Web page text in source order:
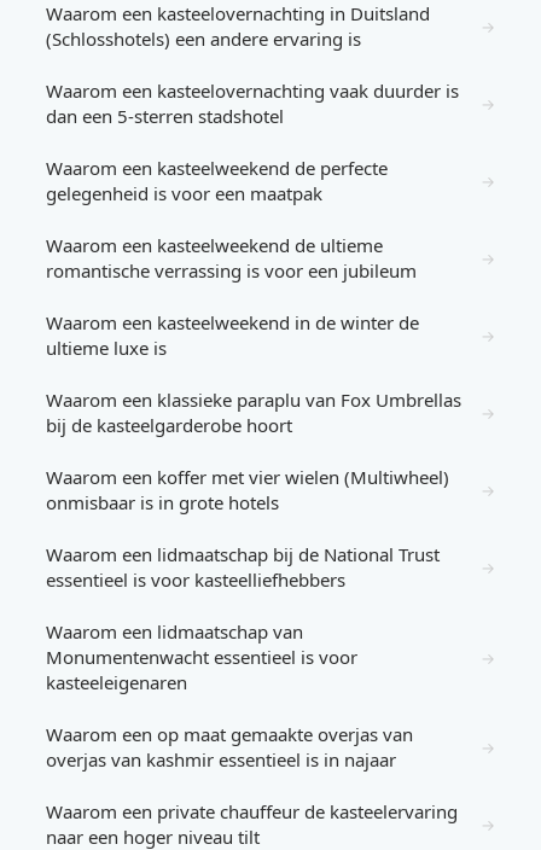
Waarom een kasteelovernachting in Duitsland
(Schlosshotels) een andere ervaring is
→
Waarom een kasteelovernachting vaak duurder is
dan een 5-sterren stadshotel
→
Waarom een kasteelweekend de perfecte
gelegenheid is voor een maatpak
→
Waarom een kasteelweekend de ultieme
romantische verrassing is voor een jubileum
→
Waarom een kasteelweekend in de winter de
ultieme luxe is
→
Waarom een klassieke paraplu van Fox Umbrellas
bij de kasteelgarderobe hoort
→
Waarom een koffer met vier wielen (Multiwheel)
onmisbaar is in grote hotels
→
Waarom een lidmaatschap bij de National Trust
essentieel is voor kasteelliefhebbers
→
Waarom een lidmaatschap van
Monumentenwacht essentieel is voor
kasteeleigenaren
→
Waarom een op maat gemaakte overjas van
overjas van kashmir essentieel is in najaar
→
Waarom een private chauffeur de kasteelervaring
naar een hoger niveau tilt
→